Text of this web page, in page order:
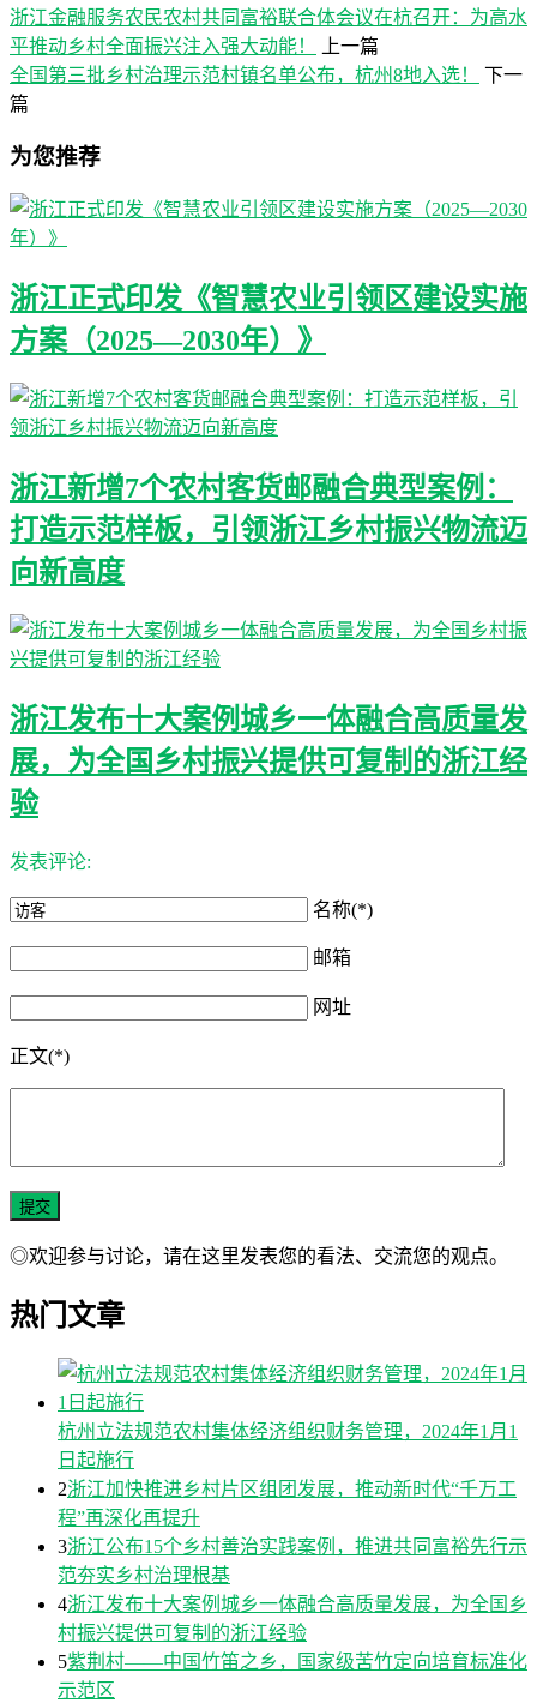
浙江金融服务农民农村共同富裕联合体会议在杭召开：为高水
平推动乡村全面振兴注入强大动能！
上一篇
全国第三批乡村治理示范村镇名单公布，杭州8地入选！
下一
篇
为您推荐
浙江正式印发《智慧农业引领区建设实施
方案（2025—2030年）》
浙江新增7个农村客货邮融合典型案例：
打造示范样板，引领浙江乡村振兴物流迈
向新高度
浙江发布十大案例城乡一体融合高质量发
展，为全国乡村振兴提供可复制的浙江经
验
发表评论:
名称(*)
邮箱
网址
正文(*)
◎欢迎参与讨论，请在这里发表您的看法、交流您的观点。
热门文章
杭州立法规范农村集体经济组织财务管理，2024年1月1
日起施行
2浙江加快推进乡村片区组团发展，推动新时代“千万工
程”再深化再提升
3浙江公布15个乡村善治实践案例，推进共同富裕先行示
范夯实乡村治理根基
4浙江发布十大案例城乡一体融合高质量发展，为全国乡
村振兴提供可复制的浙江经验
5紫荆村——中国竹笛之乡，国家级苦竹定向培育标准化
示范区